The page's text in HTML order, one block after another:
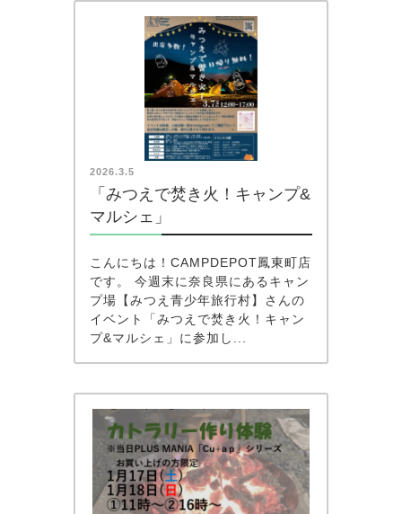
2026.3.5
「みつえで焚き火！キャンプ&
マルシェ」
こんにちは！CAMPDEPOT鳳東町店
です。 今週末に奈良県にあるキャン
プ場【みつえ青少年旅行村】さんの
イベント「みつえで焚き火！キャン
プ&マルシェ」に参加し...